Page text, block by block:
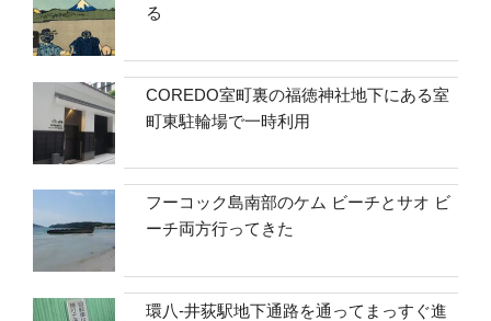
る
COREDO室町裏の福徳神社地下にある室
町東駐輪場で一時利用
フーコック島南部のケム ビーチとサオ ビ
ーチ両方行ってきた
環八-井荻駅地下通路を通ってまっすぐ進